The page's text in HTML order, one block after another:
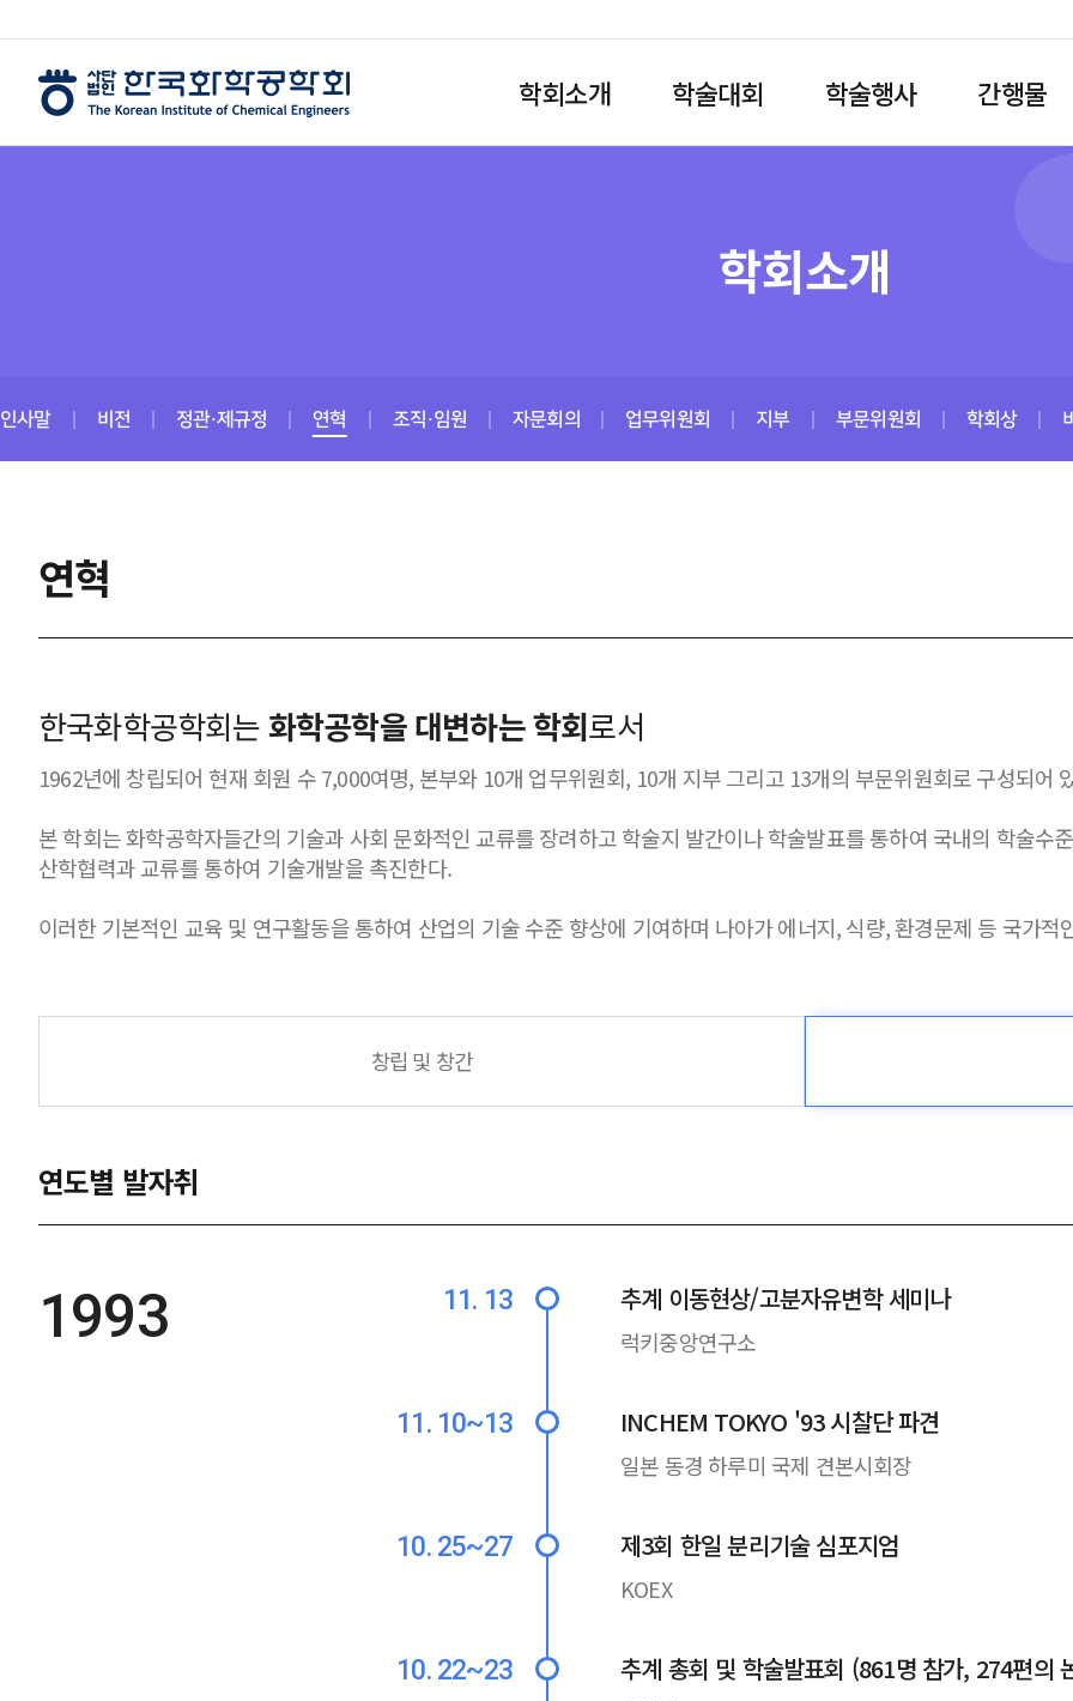
학회소개 학술대회 학술행사 간행물
학회소개
인사말 비전 정관·제규정 연혁 조직·임원 자문회의 업무위원회 지부 부문위원회 학회상
연혁
한국화학공학회는 화학공학을 대변하는 학회로서
1962년에 창립되어 현재 회원 수 7,000여명, 본부와 10개 업무위원회, 10개 지부 그리고 13개의 부문위원회로 구성되어
본 학회는 화학공학자들간의 기술과 사회 문화적인 교류를 장려하고 학술지 발간이나 학술발표를 통하여 국내의 학술수
산학협력과 교류를 통하여 기술개발을 촉진한다.
이러한 기본적인 교육 및 연구활동을 통하여 산업의 기술 수준 향상에 기여하며 나아가 에너지, 식량, 환경문제 등 국가
창립 및 창간
연도별 발자취
1993 11. 13 추계 이동현상/고분자유변학 세미나
럭키중앙연구소
11. 10~13 INCHEM TOKYO '93 시찰단 파견
일본 동경 하루미 국제 견본시회장
10. 25~27 제3회 한일 분리기술 심포지엄
KOEX
10. 22~23 추계 총회 및 학술발표회 (861명 참가, 274편의